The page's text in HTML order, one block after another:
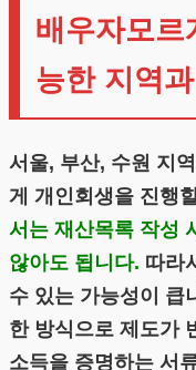
배우자모르
능한 지역
서울, 부산, 수원 지
게 개인회생을 진행
서는 재산목록 작성
않아도 됩니다. 따라
수 있는 가능성이 큽
한 방식으로 제도가
소득을 증명하는 서